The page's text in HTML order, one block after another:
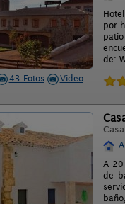
43 Fotos Video
por
de:
A 20
de